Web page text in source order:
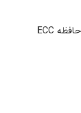
تقریباً تمام سرورهای HPE، Dell و Lenovo از حافظه ECC